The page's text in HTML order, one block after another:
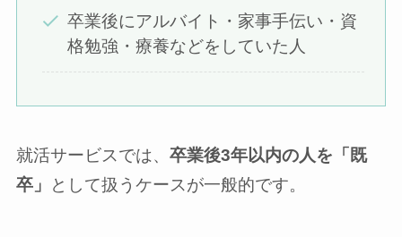
卒業後にアルバイト・家事手伝い・資
格勉強・療養などをしていた人
就活サービスでは、 卒業後3年以内の人を「既
卒」
として扱うケースが一般的です。